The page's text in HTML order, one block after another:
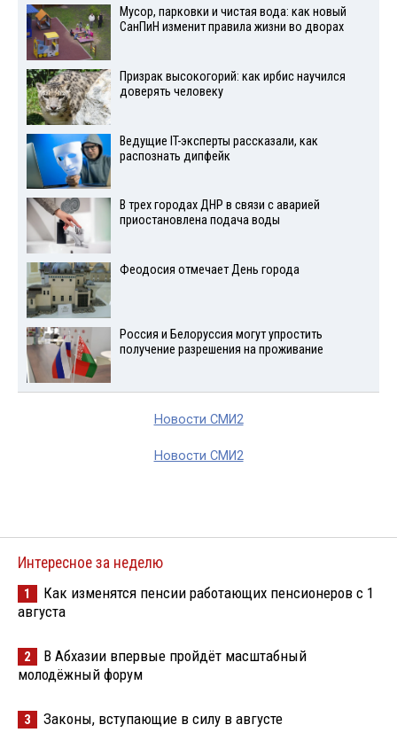
Мусор, парковки и чистая вода: как новый
СанПиН изменит правила жизни во дворах
Призрак высокогорий: как ирбис научился
доверять человеку
Ведущие IT-эксперты рассказали, как
распознать дипфейк
В трех городах ДНР в связи с аварией
приостановлена подача воды
Феодосия отмечает День города
Россия и Белоруссия могут упростить
получение разрешения на проживание
Новости СМИ2
Новости СМИ2
Интересное за неделю
1
Как изменятся пенсии работающих пенсионеров с 1
августа
2
В Абхазии впервые пройдёт масштабный
молодёжный форум
3 Законы, вступающие в силу в августе